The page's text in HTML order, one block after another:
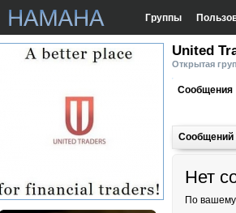
Группы
United
Открытая
Сообщения
Сообщений
Нет
По